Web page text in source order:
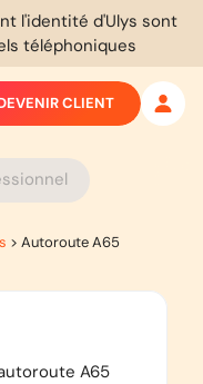
l'identité d'Ulys sont
téléphoniques
CLIENT
> Autoroute A65
A65